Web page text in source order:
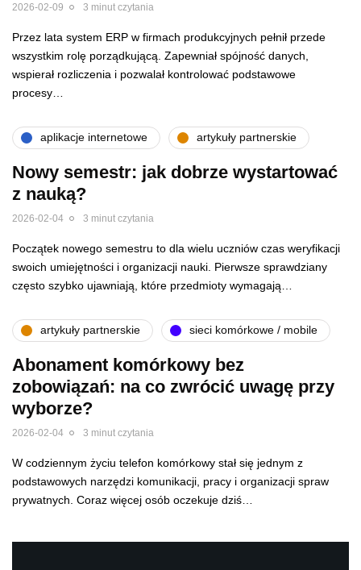
2026-02-09 3 minut czytania
Przez lata system ERP w firmach produkcyjnych pełnił przede
wszystkim rolę porządkującą. Zapewniał spójność danych,
wspierał rozliczenia i pozwalał kontrolować podstawowe
procesy…
aplikacje internetowe artykuły partnerskie
Nowy semestr: jak dobrze wystartować
z nauką?
2026-02-04 3 minut czytania
Początek nowego semestru to dla wielu uczniów czas weryfikacji
swoich umiejętności i organizacji nauki. Pierwsze sprawdziany
często szybko ujawniają, które przedmioty wymagają…
artykuły partnerskie sieci komórkowe / mobile
Abonament komórkowy bez
zobowiązań: na co zwrócić uwagę przy
wyborze?
2026-02-04 3 minut czytania
W codziennym życiu telefon komórkowy stał się jednym z
podstawowych narzędzi komunikacji, pracy i organizacji spraw
prywatnych. Coraz więcej osób oczekuje dziś…